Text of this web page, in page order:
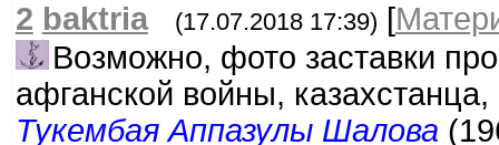
2 baktria (17.07.2018 17:39) [
Возможно, фото заставки
афганской войны,
Тукембая Аппазулы Шалова